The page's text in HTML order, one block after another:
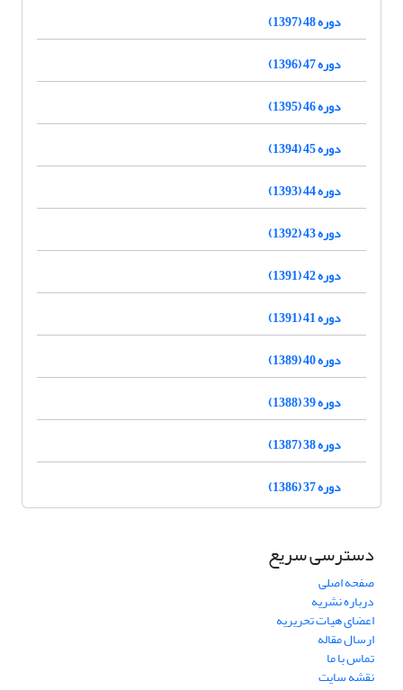
دوره 48 (1397)
دوره 47 (1396)
دوره 46 (1395)
دوره 45 (1394)
دوره 44 (1393)
دوره 43 (1392)
دوره 42 (1391)
دوره 41 (1391)
دوره 40 (1389)
دوره 39 (1388)
دوره 38 (1387)
دوره 37 (1386)
دسترسی سریع
صفحه اصلی
درباره نشریه
اعضای هیات تحریریه
ارسال مقاله
تماس با ما
نقشه سایت